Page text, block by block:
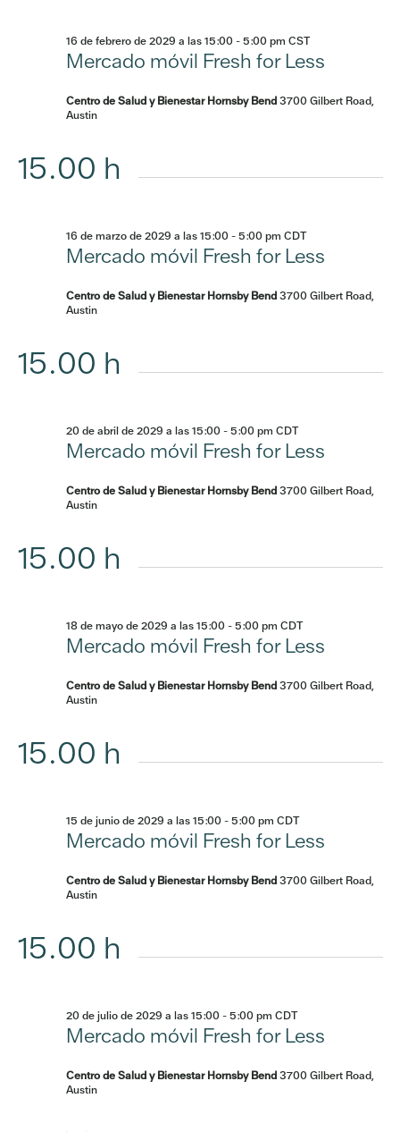
Mercado móvil Fresh for Less
16 de febrero de 2029 a las 15:00-5:00 pm CST
Centro de Salud y Bienestar Hornsby Bend3700 Gilbert Road,
Austin
15.00 h
Mercado móvil Fresh for Less
16 de marzo de 2029 a las 15:00-5:00 pm CDT
Centro de Salud y Bienestar Hornsby Bend3700 Gilbert Road,
Austin
15.00 h
Mercado móvil Fresh for Less
20 de abril de 2029 a las 15:00-5:00 pm CDT
Centro de Salud y Bienestar Hornsby Bend3700 Gilbert Road,
Austin
15.00 h
Mercado móvil Fresh for Less
18 de mayo de 2029 a las 15:00-5:00 pm CDT
Centro de Salud y Bienestar Hornsby Bend3700 Gilbert Road,
Austin
15.00 h
Mercado móvil Fresh for Less
15 de junio de 2029 a las 15:00-5:00 pm CDT
Centro de Salud y Bienestar Hornsby Bend3700 Gilbert Road,
Austin
15.00 h
Mercado móvil Fresh for Less
20 de julio de 2029 a las 15:00-5:00 pm CDT
Centro de Salud y Bienestar Hornsby Bend3700 Gilbert Road,
Austin